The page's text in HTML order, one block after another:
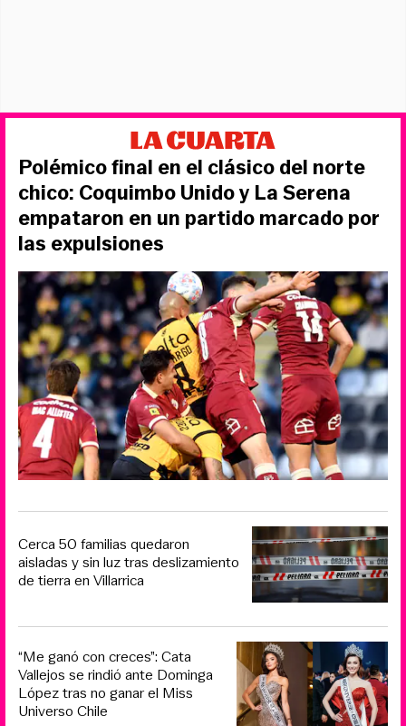
Polémico final en el clásico del norte
chico: Coquimbo Unido y La Serena
empataron en un partido marcado por
las expulsiones
Cerca 50 familias quedaron
aisladas y sin luz tras deslizamiento
de tierra en Villarrica
“Me ganó con creces”: Cata
Vallejos se rindió ante Dominga
López tras no ganar el Miss
Universo Chile